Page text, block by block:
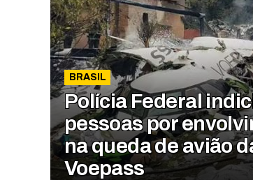
BRASIL
Polícia Federal
pessoas por
na queda de avião
Voepass